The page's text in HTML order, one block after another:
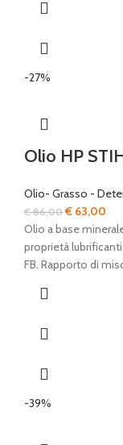
-27%
Olio HP
Olio- Grasso -
€86,00Il
prezzo
originale
era:
€ 63,00
è:
Olio a base
proprietà lubrificanti
FB. Rapporto di
-39%